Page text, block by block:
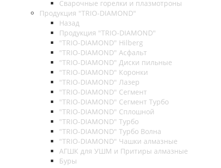
Сварочные горелки и плазмотроны
Продукция "TRIO-DIAMOND"
Назад
Продукция "TRIO-DIAMOND"
"TRIO-DIAMOND" Hilberg
"TRIO-DIAMOND" Асфальт
"TRIO-DIAMOND" Диски пильные
"TRIO-DIAMOND" Коронки
"TRIO-DIAMOND" Лазер
"TRIO-DIAMOND" Сегмент
"TRIO-DIAMOND" Сегмент Турбо
"TRIO-DIAMOND" Сплошной
"TRIO-DIAMOND" Турбо
"TRIO-DIAMOND" Турбо Волна
"TRIO-DIAMOND" Чашки алмазные
АГШК для УШМ и Притиры алмазные
Буры